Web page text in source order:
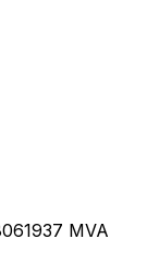
MVA